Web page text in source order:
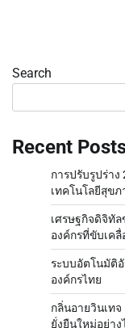
pagination
Search
Recent
การปรับรูปร่า
เทคโนโลยีสุข
เศรษฐกิจดิจิทั
องค์กรที่ขับเคลื่
ระบบอัตโนมัติ
องค์กรไทย
กลิ่นอายวินเท
ยั่งยืนใหม่อย่าง